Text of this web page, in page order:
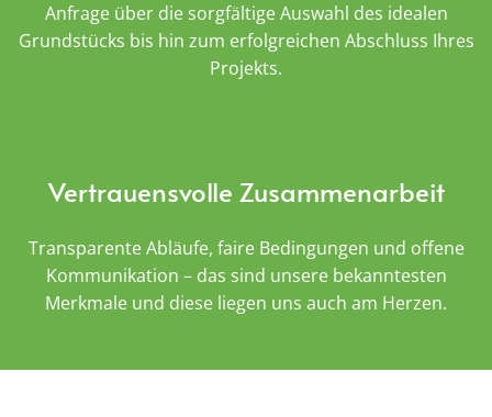
Anfrage über die sorgfältige Auswahl des idealen
Grundstücks bis hin zum erfolgreichen Abschluss Ihres
Projekts.
Vertrauensvolle Zusammenarbeit
Transparente Abläufe, faire Bedingungen und offene
Kommunikation – das sind unsere bekanntesten
Merkmale und diese liegen uns auch am Herzen.